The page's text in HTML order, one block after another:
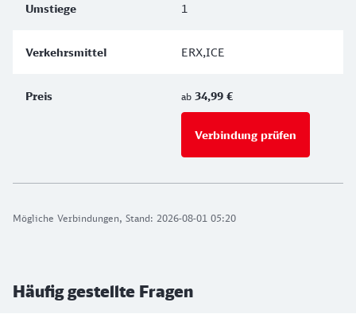
Mögliche Verbindungen, Stand: 2026-08-01 05:20
1
ERX,ICE
ab 34,99 €
Verbindung prüfen
Häufig gestellte Fragen